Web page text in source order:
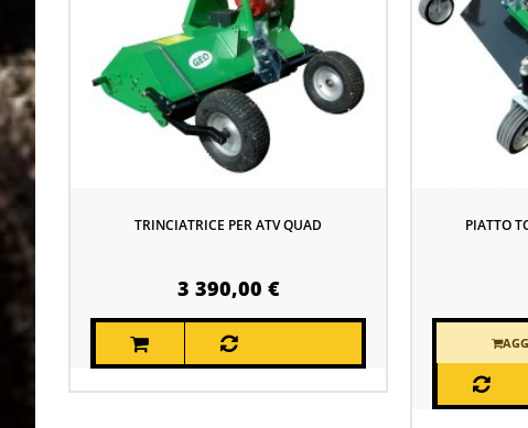
TRINCIATRICE PER ATV QUAD
3 390,00 €
PIATTO